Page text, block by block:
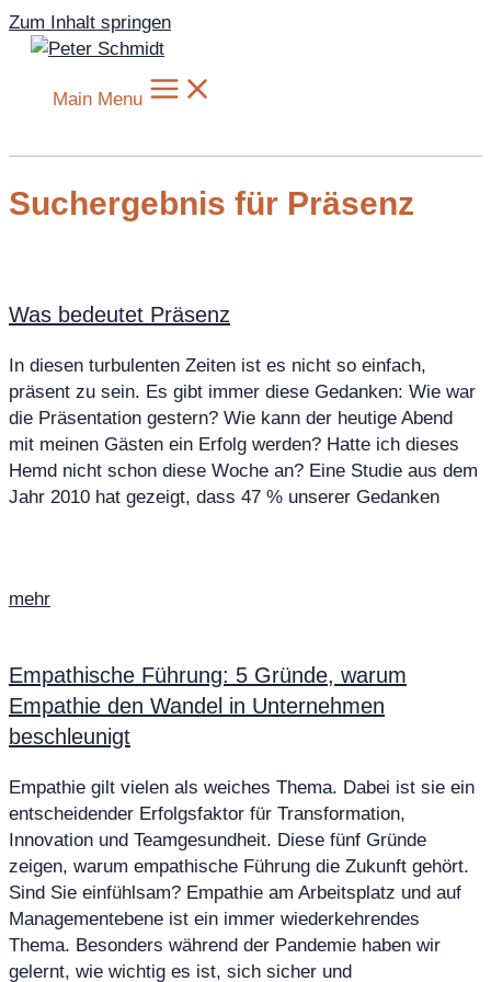
Zum Inhalt springen
Main Menu
Suchergebnis für Präsenz
Was bedeutet Präsenz
In diesen turbulenten Zeiten ist es nicht so einfach,
präsent zu sein. Es gibt immer diese Gedanken: Wie war
die Präsentation gestern? Wie kann der heutige Abend
mit meinen Gästen ein Erfolg werden? Hatte ich dieses
Hemd nicht schon diese Woche an? Eine Studie aus dem
Jahr 2010 hat gezeigt, dass 47 % unserer Gedanken
mehr
Empathische Führung: 5 Gründe, warum
Empathie den Wandel in Unternehmen
beschleunigt
Empathie gilt vielen als weiches Thema. Dabei ist sie ein
entscheidender Erfolgsfaktor für Transformation,
Innovation und Teamgesundheit. Diese fünf Gründe
zeigen, warum empathische Führung die Zukunft gehört.
Sind Sie einfühlsam? Empathie am Arbeitsplatz und auf
Managementebene ist ein immer wiederkehrendes
Thema. Besonders während der Pandemie haben wir
gelernt, wie wichtig es ist, sich sicher und